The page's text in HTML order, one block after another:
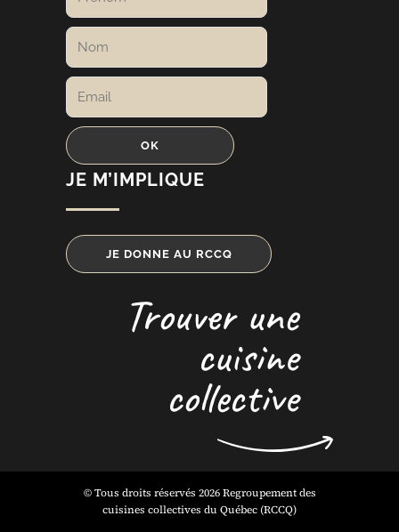
JE M’IMPLIQUE
JE DONNE AU RCCQ
Trouver une
cuisine
collective
© Tous droits réservés 2026 Regroupement des
cuisines collectives du Québec (RCCQ)